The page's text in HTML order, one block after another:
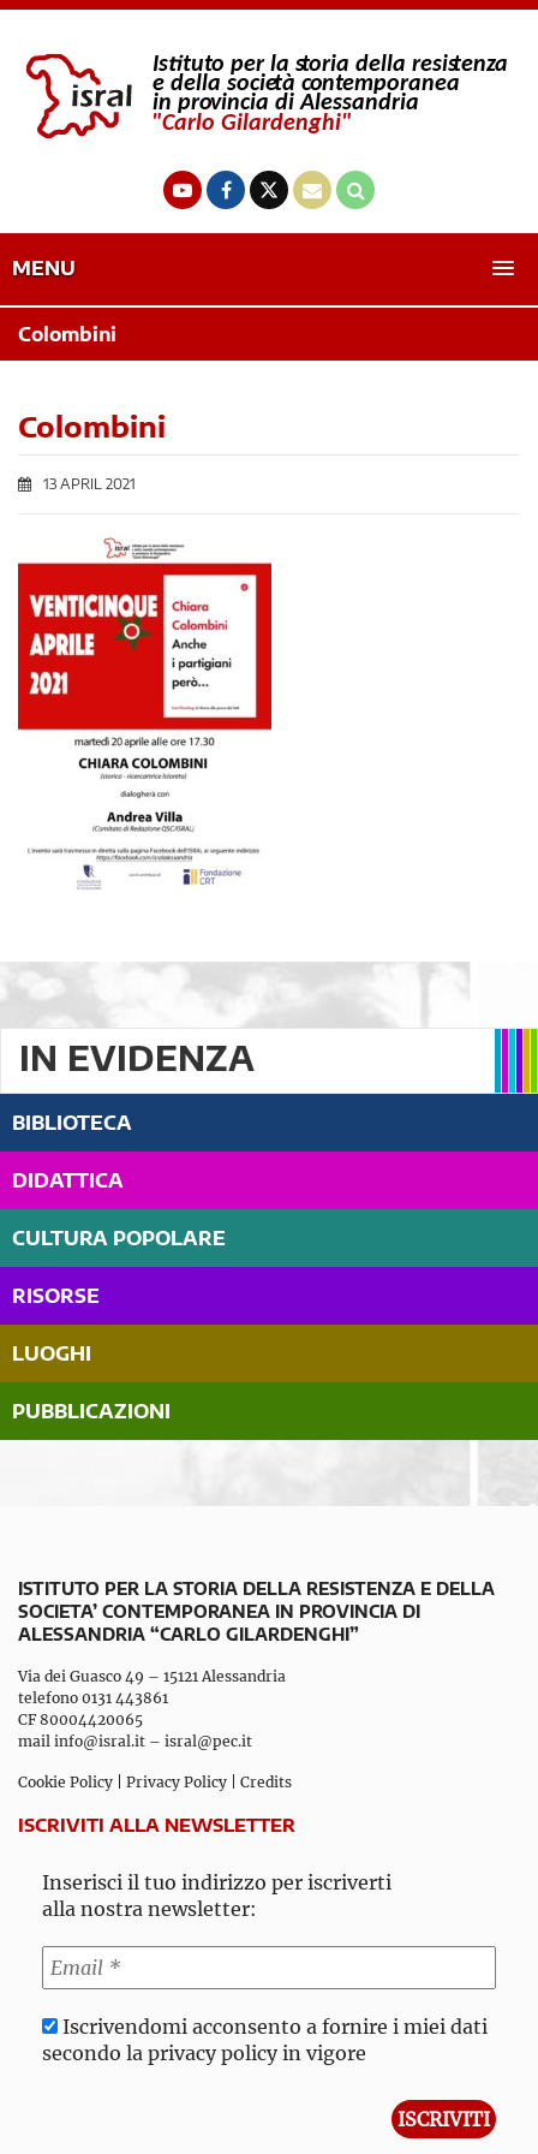
MENU
Colombini
Colombini
13 APRIL 2021
IN EVIDENZA
BIBLIOTECA
DIDATTICA
CULTURA POPOLARE
RISORSE
LUOGHI
PUBBLICAZIONI
ISTITUTO PER LA STORIA DELLA RESISTENZA E DELLA
SOCIETA’ CONTEMPORANEA IN PROVINCIA DI
ALESSANDRIA “CARLO GILARDENGHI”
Via dei Guasco 49 – 15121 Alessandria
telefono 0131 443861
CF 80004420065
mail info@isral.it – isral@pec.it
Cookie Policy Privacy Policy Credits
ISCRIVITI ALLA NEWSLETTER
Inserisci il tuo indirizzo per iscriverti
alla nostra newsletter:
Iscrivendomi acconsento a fornire i miei dati
secondo la privacy policy in vigore